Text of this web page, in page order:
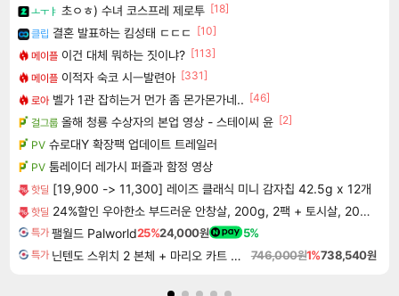
ㅗㅜㅑ 초ㅇㅎ) 수녀 코스프레 제로투 [18]
클립 결혼 발표하는 킴성태 ㄷㄷㄷ
[10]
메이플 이건 대체 뭐하는 짓이냐? [113]
메이플 이적자 숙코 시ㅡ발련아 [331]
로아 벨가 1관 잡히는거 먼가 좀 몬가몬가네.. [46]
걸그룹 올해 청룡 수상자의 본업 영상 - 스테이씨 윤 [2]
PV 슈로대Y 확장팩 업데이트 트레일러
PV 툼레이더 레가시 퍼즐과 함정 영상
핫딜 [19,900 -> 11,300] 레이즈 클래식 미니 감자칩 42.5g x 12개
핫딜 24%할인 우아한소 부드러운 안창살, 200g, 2팩 + 토시살, 200g, 2팩
특가 팰월드 Palworld25%24,000원 5%
특가 닌텐도 스위치 2 본체 + 마리오 카트 월드 746,000원1%738,540원